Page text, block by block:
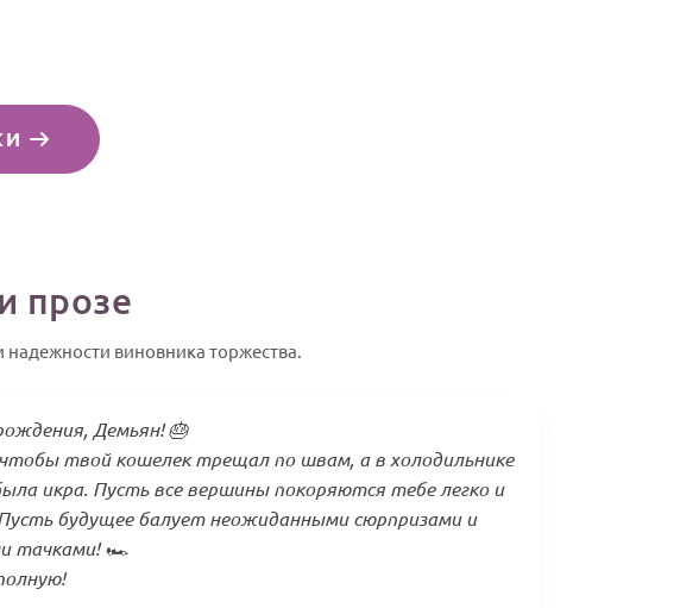
прозе
виновника торжества.
Демьян! 🎂
твой кошелек трещал по швам, а в холодильнике
икра. Пусть все вершины покоряются тебе легко и
будущее балует неожиданными сюрпризами и
тачками! 🏎️